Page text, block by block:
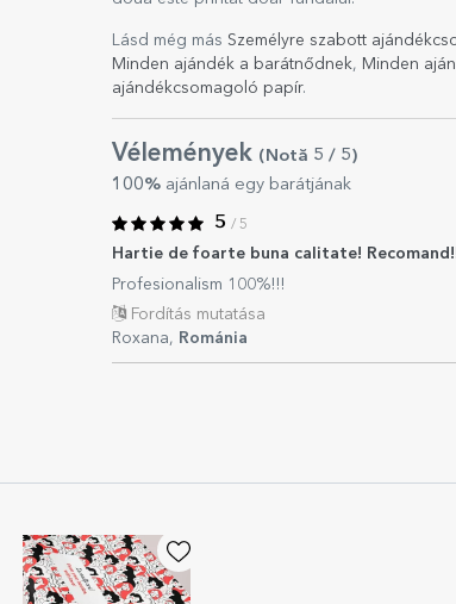
Lásd még más Személyre szabott
Minden ajándék a barátnődnek, Minden
ajándékcsomagoló papír.
Vélemények (Notă 5 / 5)
100% ajánlaná egy barátjának
5 / 5
Hartie de foarte buna calitate!
Profesionalism 100%!!!
Fordítás mutatása
Roxana, Románia